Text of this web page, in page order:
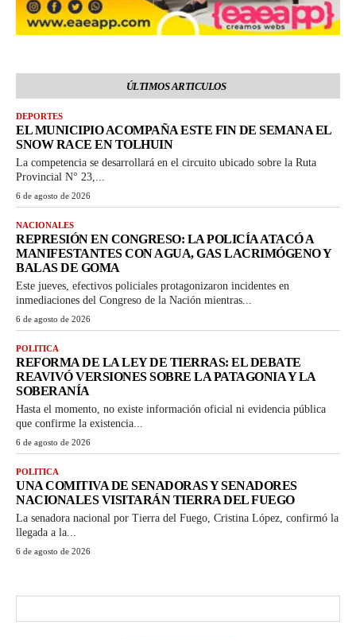
ÚLTIMOS ARTICULOS
DEPORTES
EL MUNICIPIO ACOMPAÑA ESTE FIN DE SEMANA EL
SNOW RACE EN TOLHUIN
La competencia se desarrollará en el circuito ubicado sobre la Ruta
Provincial N° 23,...
6 de agosto de 2026
NACIONALES
REPRESIÓN EN CONGRESO: LA POLICÍA ATACÓ A
MANIFESTANTES CON AGUA, GAS LACRIMÓGENO Y
BALAS DE GOMA
Este jueves, efectivos policiales protagonizaron incidentes en
inmediaciones del Congreso de la Nación mientras...
6 de agosto de 2026
POLITICA
REFORMA DE LA LEY DE TIERRAS: EL DEBATE
REAVIVÓ VERSIONES SOBRE LA PATAGONIA Y LA
SOBERANÍA
Hasta el momento, no existe información oficial ni evidencia pública
que confirme la existencia...
6 de agosto de 2026
POLITICA
UNA COMITIVA DE SENADORAS Y SENADORES
NACIONALES VISITARÁN TIERRA DEL FUEGO
La senadora nacional por Tierra del Fuego, Cristina López, confirmó la
llegada a la...
6 de agosto de 2026